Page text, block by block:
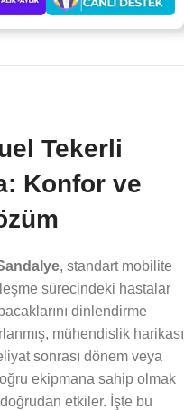
Tekerli
Konfor ve
, standart mobilite
sürecindeki hastalar
dinlendirme
mühendislik harikası
sonrası dönem veya
ekipmana sahip olmak
etkiler. İşte bu